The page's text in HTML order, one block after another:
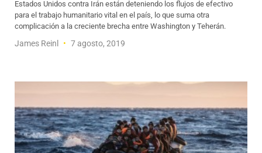
Estados Unidos contra Irán están deteniendo los flujos de efectivo
para el trabajo humanitario vital en el país, lo que suma otra
complicación a la creciente brecha entre Washington y Teherán.
James Reinl 7 agosto, 2019